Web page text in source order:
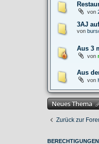
von
3AJ
von
Aus 3
von
Aus
von
Neues Thema
Zurück zur